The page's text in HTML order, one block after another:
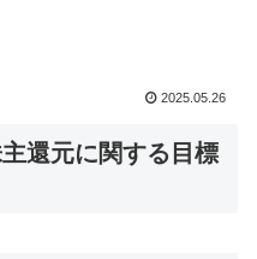
2025.05.26
還元に関する目標